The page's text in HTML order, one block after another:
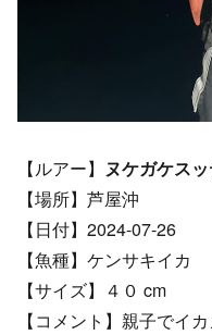
【ルアー】 ヌケガケス
【場所】芦屋沖
【日付】2024-07-26
【魚種】ケンサキイカ
【サイズ】４０ cm
【コメント】親子でイ